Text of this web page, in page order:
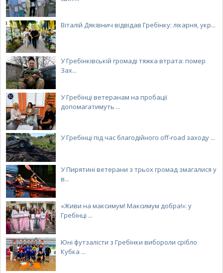
Віталій Дяківнич відвідав Гребінку: лікарня, укр...
У Гребінківській громаді тяжка втрата: помер
Зах...
У Гребінці ветеранам на пробації
допомагатимуть ...
У Гребінці під час благодійного off-road заходу ...
У Пирятині ветерани з трьох громад змагалися у
в...
«Живи на максимум! Максимум добра!»: у
Гребінці ...
Юні футзалісти з Гребінки вибороли срібло
Кубка ...